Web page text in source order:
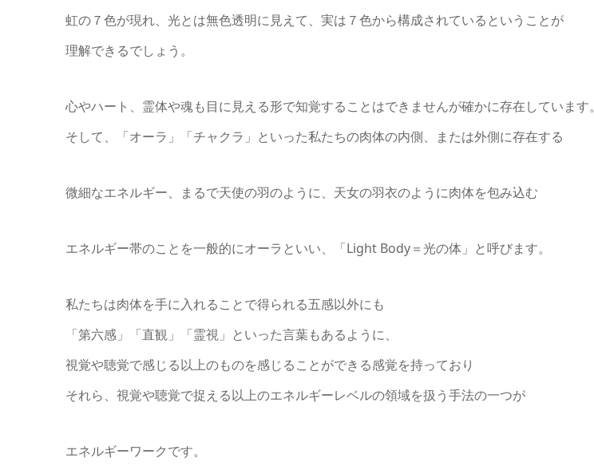
虹の７色が現れ、光とは無色透明に見えて、実は７色から構成されているということが
理解できるでしょう。
心やハート、霊体や魂も目に見える形で知覚することはできませんが確かに存在しています。
そして、「オーラ」「チャクラ」といった私たちの肉体の内側、または外側に存在する
微細なエネルギー、まるで天使の羽のように、天女の羽衣のように肉体を包み込む
エネルギー帯のことを一般的にオーラといい、「Light Body＝光の体」と呼びます。
私たちは肉体を手に入れることで得られる五感以外にも
「第六感」「直観」「霊視」といった言葉もあるように、
視覚や聴覚で感じる以上のものを感じることができる感覚を持っており
それら、視覚や聴覚で捉える以上のエネルギーレベルの領域を扱う手法の一つが
エネルギーワークです。